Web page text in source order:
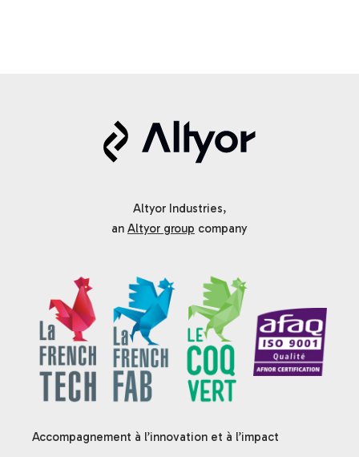
Altyor Industries,
an Altyor group company
Accompagnement à l’innovation et à l’impact